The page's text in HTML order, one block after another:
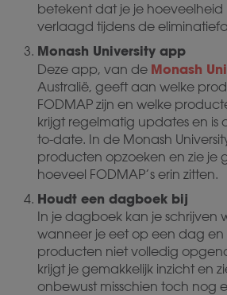
betekent dat je je hoeveelheid
verlaagd tijdens de
Monash University app
Deze app, van de Monash
Australië, geeft aan welke
FODMAP zijn en welke
krijgt regelmatig updates en is
to-date. In de Monash
producten opzoeken en zie je
hoeveel FODMAP’s erin zitten.
Houdt een dagboek bij
In je dagboek kan je schrijven
wanneer je eet op een dag en
producten niet volledig
krijgt je gemakkelijk inzicht en
onbewust misschien toch nog